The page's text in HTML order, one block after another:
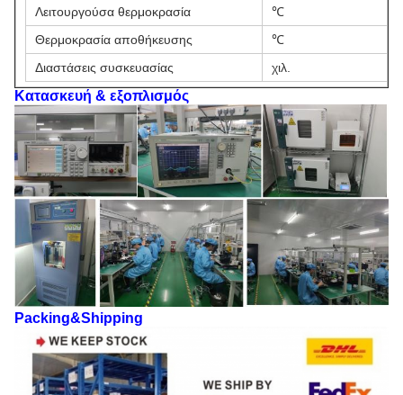
Λειτουργούσα θερμοκρασία
℃
Θερμοκρασία αποθήκευσης
℃
Διαστάσεις συσκευασίας
χιλ.
Κατασκευή & εξοπλισμός
Packing&Shipping